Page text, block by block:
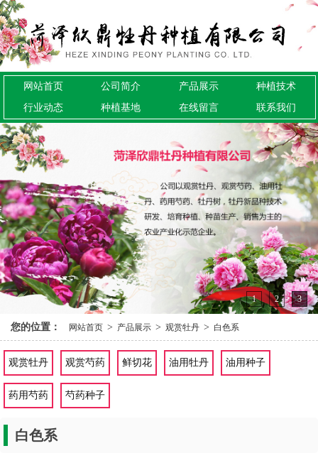
网站首页 公司简介 产品展示
种植技术
行业动态
种植基地 在线留言 联系我们
1 2 3
您的位置： 网站首页 > 产品展示 > 观赏牡丹 > 白色系
观赏牡丹 观赏芍药 鲜切花 油用牡丹 油用种子
药用芍药 芍药种子
白色系